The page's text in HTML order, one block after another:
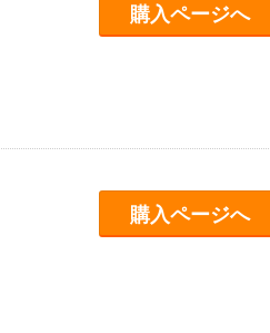
購入ページへ
購入ページへ